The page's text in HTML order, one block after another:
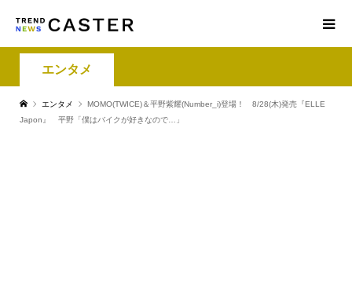
エンタメ
エンタメ
MOMO(TWICE)＆平野紫耀(Number_i)登場！ 8/28(木)発売『ELLE
Japon』 平野「僕はバイクが好きなので…」